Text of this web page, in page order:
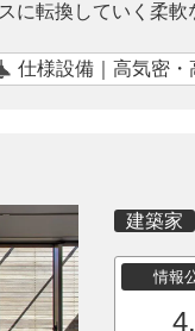
に転換していく柔
仕様設備｜高気密・
建築家
情報